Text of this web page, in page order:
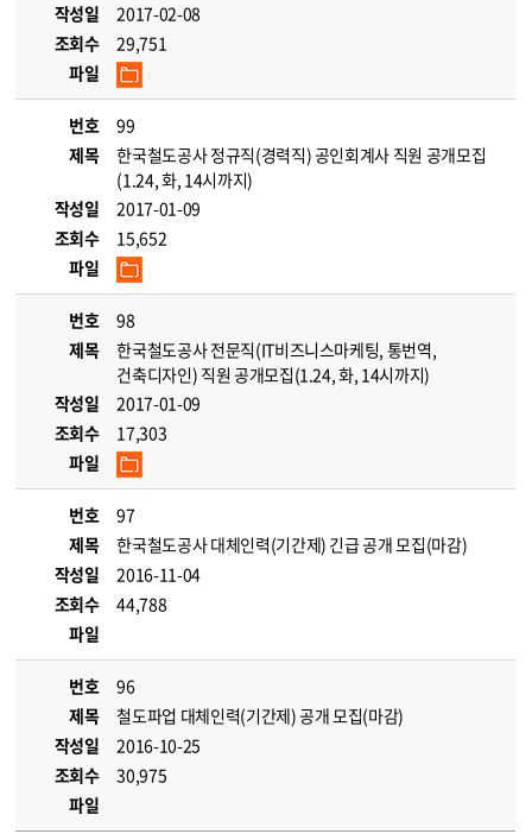
작성일
2017-02-08
조회수
29,751
파일
번호
99
제목
한국철도공사 정규직(경력직) 공인회계사 직원 공개모집
(1.24, 화, 14시까지)
작성일
2017-01-09
조회수
15,652
파일
번호
98
제목
한국철도공사 전문직(IT비즈니스마케팅, 통번역,
건축디자인) 직원 공개모집(1.24, 화, 14시까지)
작성일
2017-01-09
조회수
17,303
파일
번호
97
제목
한국철도공사 대체인력(기간제) 긴급 공개 모집(마감)
작성일
2016-11-04
조회수
44,788
파일
번호
96
제목
철도파업 대체인력(기간제) 공개 모집(마감)
작성일
2016-10-25
조회수
30,975
파일